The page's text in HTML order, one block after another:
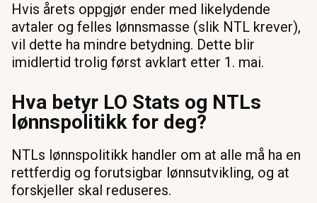
Hvis årets oppgjør ender med likelydende
avtaler og felles lønnsmasse (slik NTL krever),
vil dette ha mindre betydning. Dette blir
imidlertid trolig først avklart etter 1. mai.
Hva betyr LO Stats og NTLs
lønnspolitikk for deg?
NTLs lønnspolitikk handler om at alle må ha en
rettferdig og forutsigbar lønnsutvikling, og at
forskjeller skal reduseres.